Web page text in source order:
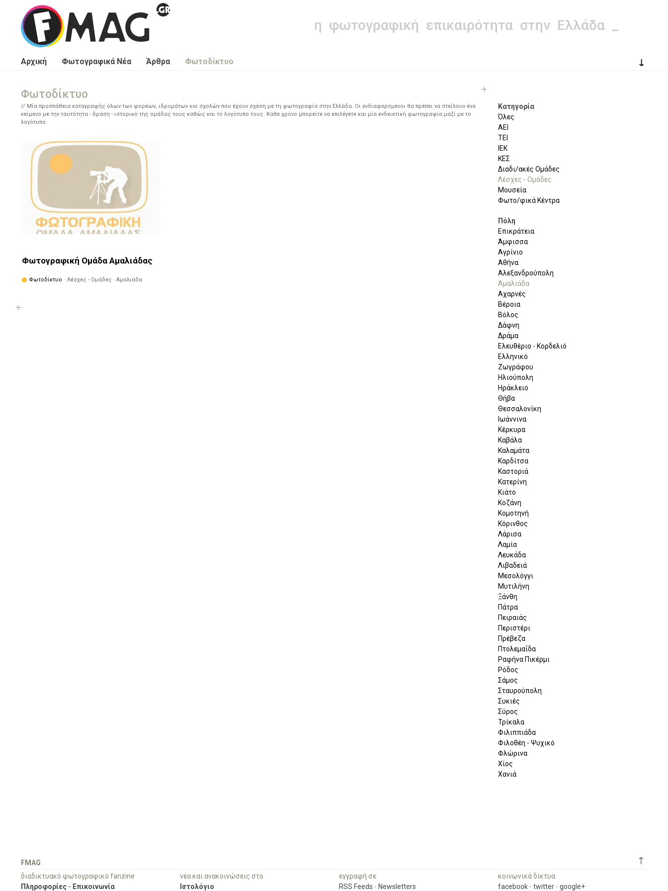
Παράκαμψη προς το κυρίως περιεχόμενο
Αρχική Φωτογραφικά Νέα Άρθρα Φωτοδίκτυο ↓
Φωτοδίκτυο
Μία προσπάθεια καταγραφής όλων των φορέων, ιδρυμάτων και σχολών που έχουν σχέση με τη φωτογραφία στην Ελλάδα. Οι ενδιαφερόμενοι θα πρέπει να στείλουν ένα
κείμενο με την ταυτότητα - δράση - ιστορικό της ομάδας τους καθώς και το λογότυπο τους. Κάθε χρόνο μπορείτε να επιλέγετε και μία ενδεικτική φωτογραφία μαζί με το
λογότυπο.
Φωτογραφική Ομάδα Αμαλιάδας
Φωτοδίκτυο · Λέσχες - Ομάδες · Αμαλιάδα
Κατηγορία
Όλες
ΑΕΙ
ΤΕΙ
ΙΕΚ
ΚΕΣ
Διαδι/ακές Ομάδες
Λέσχες - Ομάδες
Μουσεία
Φωτο/φικά Κέντρα
Πόλη
Επικράτεια
Άμφισσα
Αγρίνιο
Αθήνα
Αλεξανδρούπολη
Αμαλιάδα
Αχαρνές
Βέροια
Βόλος
Δάφνη
Δράμα
Ελευθέριο - Κορδελιό
Ελληνικό
Ζωγράφου
Ηλιούπολη
Ηράκλειο
Θήβα
Θεσσαλονίκη
Ιωάννινα
Κέρκυρα
Καβάλα
Καλαμάτα
Καρδίτσα
Καστοριά
Κατερίνη
Κιάτο
Κοζάνη
Κομοτηνή
Κόρινθος
Λάρισα
Λαμία
Λευκάδα
Λιβαδειά
Μεσολόγγι
Μυτιλήνη
Ξάνθη
Πάτρα
Πειραιάς
Περιστέρι
Πρέβεζα
Πτολεμαΐδα
Ραφήνα Πικέρμι
Ρόδος
Σάμος
Σταυρούπολη
Συκιές
Σύρος
Τρίκαλα
Φιλιππιάδα
Φιλοθέη - Ψυχικό
Φλώρινα
Χίος
Χανιά
↑
FMAG
διαδικτυακό φωτογραφικό fanzine
Πληροφορίες - Επικοινωνία
νέα και ανακοινώσεις στο
Ιστολόγιο
εγγραφή σε
RSS Feeds - Newsletters
κοινωνικά δίκτυα
facebook - twitter - google+